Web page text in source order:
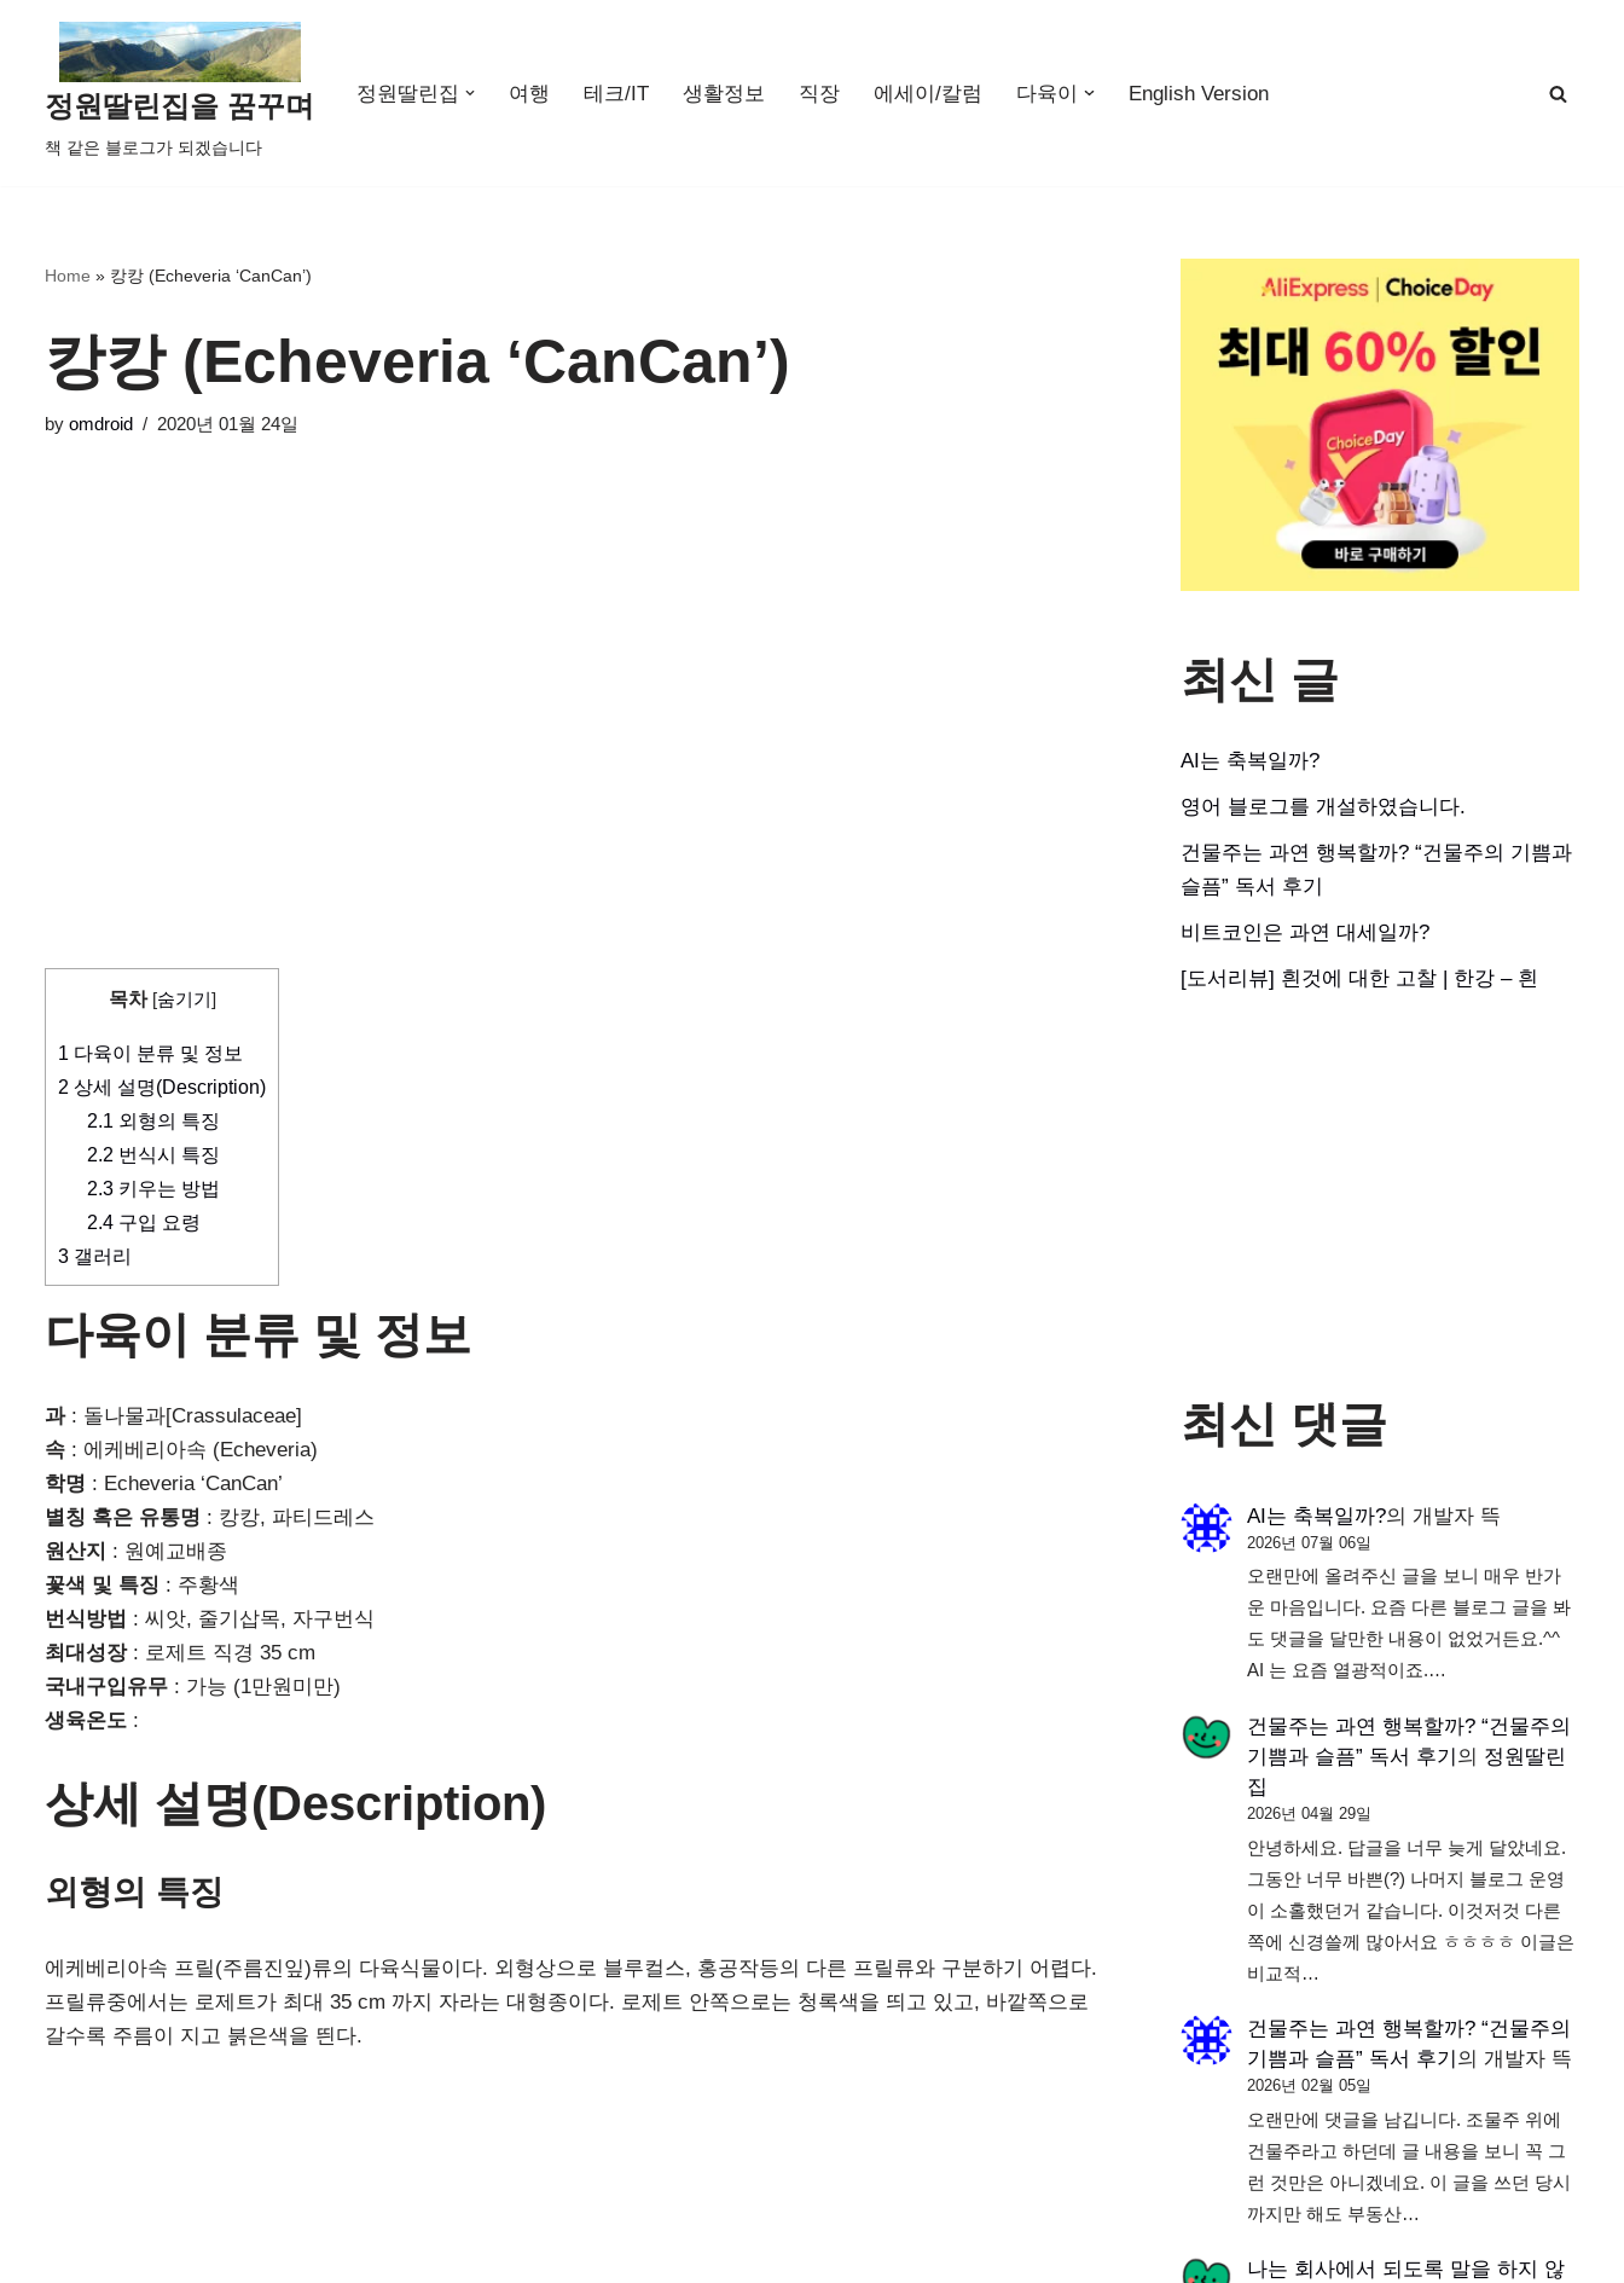
정원딸린집을 꿈꾸며
책 같은 블로그가 되겠습니다
정원딸린집 여행 테크/IT 생활정보 직장 에세이/칼럼 다육이 English Version
Home » 캉캉 (Echeveria ‘CanCan’)
캉캉 (Echeveria ‘CanCan’)
by omdroid 2020년 01월 24일
목차 [숨기기 ]
1 다육이 분류 및 정보
2 상세 설명(Description)
2.1 외형의 특징
2.2 번식시 특징
2.3 키우는 방법
2.4 구입 요령
3 갤러리
다육이 분류 및 정보
과: 돌나물과[Crassulaceae]
속 : 에케베리아속 (Echeveria)
학명 : Echeveria ‘CanCan’
별칭 혹은 유통명 : 캉캉, 파티드레스
원산지 : 원예교배종
꽃색 및 특징 : 주황색
번식방법 : 씨앗, 줄기삽목, 자구번식
최대성장: 로제트 직경 35 cm
국내구입유무 : 가능 (1만원미만)
생육온도 :
상세 설명(Description)
외형의 특징
에케베리아속 프릴(주름진잎)류의 다육식물이다. 외형상으로 블루컬스, 홍공작등의 다른 프릴류와 구분하기 어렵다.
프릴류중에서는 로제트가 최대 35 cm 까지 자라는 대형종이다. 로제트 안쪽으로는 청록색을 띄고 있고, 바깥쪽으로
갈수록 주름이 지고 붉은색을 띈다.
최신 글
AI는 축복일까?
영어 블로그를 개설하였습니다.
건물주는 과연 행복할까? “건물주의 기쁨과
슬픔” 독서 후기
비트코인은 과연 대세일까?
[도서리뷰] 흰것에 대한 고찰 | 한강 – 흰
최신 댓글
AI는 축복일까?의 개발자 뜩
2026년 07월 06일
오랜만에 올려주신 글을 보니 매우 반가
운 마음입니다. 요즘 다른 블로그 글을 봐
도 댓글을 달만한 내용이 없었거든요.^^
AI 는 요즘 열광적이죠.…
건물주는 과연 행복할까? “건물주의
기쁨과 슬픔” 독서 후기 의 정원딸린
집
2026년 04월 29일
안녕하세요. 답글을 너무 늦게 달았네요.
그동안 너무 바쁜(?) 나머지 블로그 운영
이 소홀했던거 같습니다. 이것저것 다른
쪽에 신경쓸께 많아서요 ㅎㅎㅎㅎ 이글은
비교적…
건물주는 과연 행복할까? “건물주의
기쁨과 슬픔” 독서 후기 의 개발자 뜩
2026년 02월 05일
오랜만에 댓글을 남깁니다. 조물주 위에
건물주라고 하던데 글 내용을 보니 꼭 그
런 것만은 아니겠네요. 이 글을 쓰던 당시
까지만 해도 부동산…
나는 회사에서 되도록 말을 하지 않